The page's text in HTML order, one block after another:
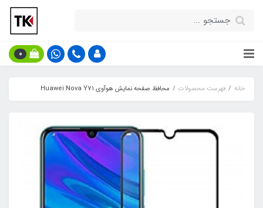
0
خانه فهرست محصولات محافظ صفحه نمایش هوآوی Huawei Nova Y71